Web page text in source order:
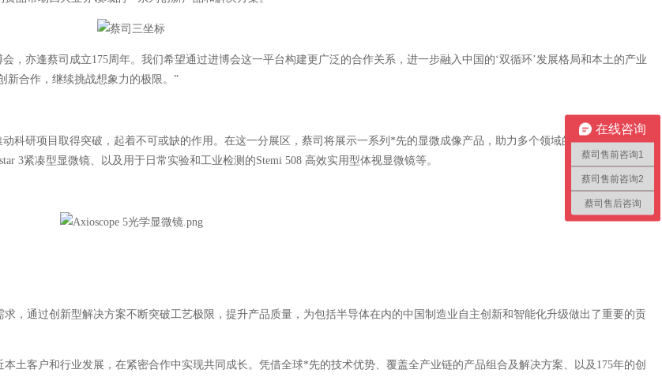
，亦逢蔡司成立175周年。我们希望通过进博会这一平台构建更广泛的合作关系，进一步融入中国的‘双循环’发展格局和本土的产业
新合作，继续挑战想象力的极限。”
研项目取得突破，起着不可或缺的作用。在这一分展区，蔡司将展示一系列*先的显微成像产品，助力多个领域的科研创新。这其
3紧凑型显微镜、以及用于日常实验和工业检测的Stemi 508 高效实用型体视显微镜等。
通过创新型解决方案不断突破工艺极限，提升产品质量，为包括半导体在内的中国制造业自主创新和智能化升级做出了重要的贡
客户和行业发展，在紧密合作中实现共同成长。凭借全球*先的技术优势、覆盖全产业链的产品组合及解决方案、以及175年的创
在线咨询
蔡司售前咨询1
蔡司售前咨询2
蔡司售后咨询